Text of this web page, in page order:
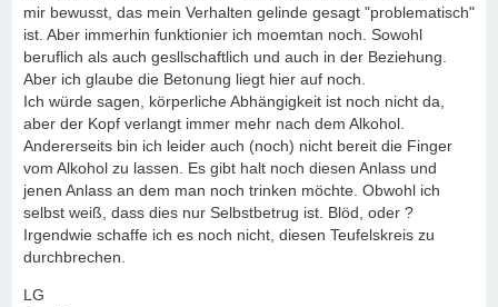
mir bewusst, das mein Verhalten gelinde gesagt "problematisch"
ist. Aber immerhin funktionier ich moemtan noch. Sowohl
beruflich als auch gesllschaftlich und auch in der Beziehung.
Aber ich glaube die Betonung liegt hier auf noch.
Ich würde sagen, körperliche Abhängigkeit ist noch nicht da,
aber der Kopf verlangt immer mehr nach dem Alkohol.
Andererseits bin ich leider auch (noch) nicht bereit die Finger
vom Alkohol zu lassen. Es gibt halt noch diesen Anlass und
jenen Anlass an dem man noch trinken möchte. Obwohl ich
selbst weiß, dass dies nur Selbstbetrug ist. Blöd, oder ?
Irgendwie schaffe ich es noch nicht, diesen Teufelskreis zu
durchbrechen.
LG